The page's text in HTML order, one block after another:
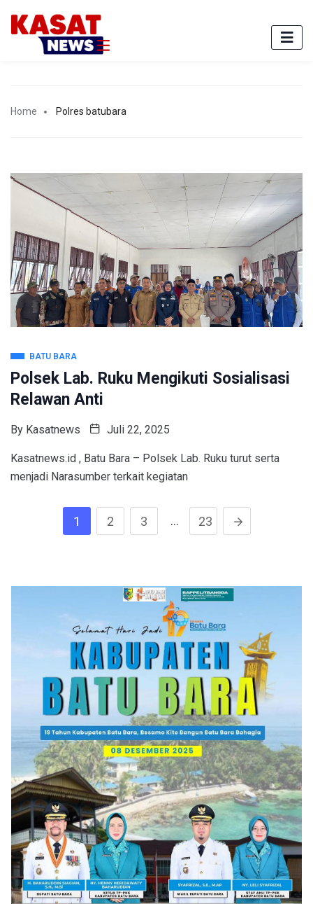
Home Polres batubara
BATU BARA
Polsek Lab. Ruku Mengikuti Sosialisasi
Relawan Anti
By Kasatnews Juli 22, 2025
Kasatnews.id , Batu Bara – Polsek Lab. Ruku turut serta
menjadi Narasumber terkait kegiatan
1 2 3 … 23